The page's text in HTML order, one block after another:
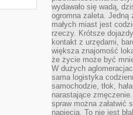
wydawało się wadą,
ogromna zaleta. Jedną
małych miast jest
rzeczy. Krótsze
kontakt z urzędami,
większa znajomość
że życie może być
W dużych
sama logistyka
samochodzie, tłok,
narastające
spraw można załatwić
napięcia. To nie jest